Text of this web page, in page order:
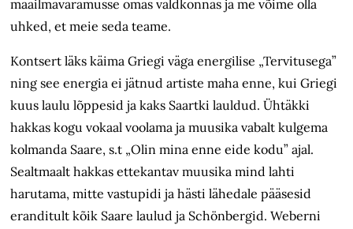
maailmavaramusse omas valdkonnas ja me võime olla
uhked, et meie seda teame.
Kontsert läks käima Griegi väga energilise „Tervitusega”
ning see energia ei jätnud artiste maha enne, kui Griegi
kuus laulu lõppesid ja kaks Saartki lauldud. Ühtäkki
hakkas kogu vokaal voolama ja muusika vabalt kulgema
kolmanda Saare, s.t „Olin mina enne eide kodu” ajal.
Sealtmaalt hakkas ettekantav muusika mind lahti
harutama, mitte vastupidi ja hästi lähedale pääsesid
eranditult kõik Saare laulud ja Schönbergid. Weberni